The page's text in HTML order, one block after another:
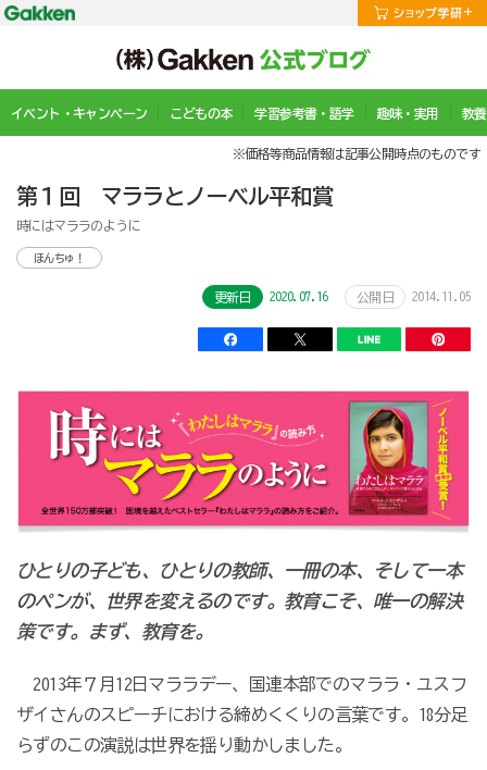
イベント・キャンペーン こどもの本 学習参考書・語学 趣味・実用 教
※価格等商品情報は記事公開時点のものです
第１回 マララとノーベル平和賞
時にはマララのように
ほんちゅ！
更新日 2020.07.16 公開日 2014.11.05
ひとりの子ども、ひとりの教師、一冊の本、そして一本
のペンが、世界を変えるのです。教育こそ、唯一の解決
策です。まず、教育を。
2013年７月12日マララデー、国連本部でのマララ・ユスフ
ザイさんのスピーチにおける締めくくりの言葉です。18分足
らずのこの演説は世界を揺り動かしました。